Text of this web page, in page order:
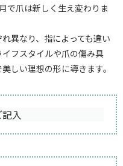
で爪は新しく生え変わりま
異なり、指によっても違い
フスタイルや爪の傷み具
しい理想の形に導きます。
入